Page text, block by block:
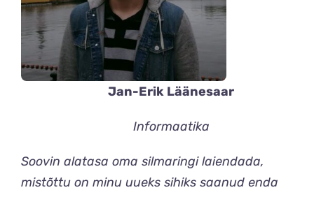
Jan-Erik Läänesaar
Informaatika
Soovin alatasa oma silmaringi laiendada,
mistõttu on minu uueks sihiks saanud enda